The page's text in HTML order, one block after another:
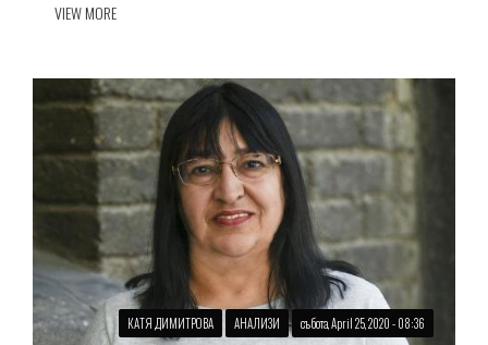
VIEW MORE
КАТЯ ДИМИТРОВА АНАЛИЗИ събота, April 25, 2020 - 08:36